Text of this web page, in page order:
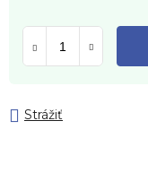
Strážiť